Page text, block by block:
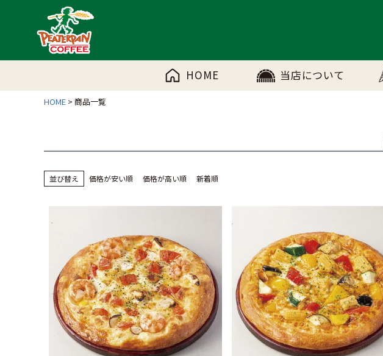
HOME 当店について
HOME 商品一覧
並び替え 価格が安い順 価格が高い順 新着順